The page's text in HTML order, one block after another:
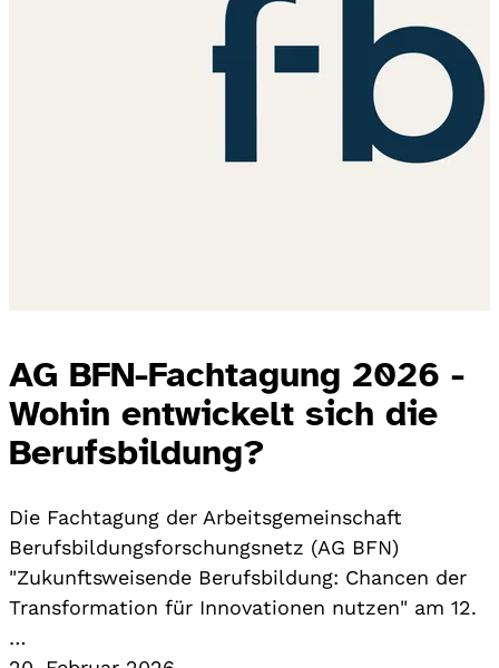
AG BFN-Fachtagung 2026 -
Wohin entwickelt sich die
Berufsbildung?
Die Fachtagung der Arbeitsgemeinschaft
Berufsbildungsforschungsnetz (AG BFN)
"Zukunftsweisende Berufsbildung: Chancen der
Transformation für Innovationen nutzen" am 12.
…